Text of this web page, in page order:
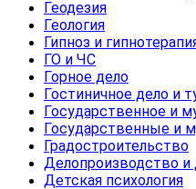
Геодезия
Геология
Гипноз и
ГО и ЧС
Горное дело
Гостиничное дело и
Государственное и
Государственные и
Градостроительство
Делопроизводство и
Детская психология